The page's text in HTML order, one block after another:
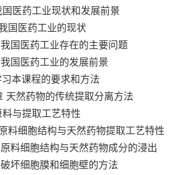
国医药工业现状和发展前景
国医药工业的现状
国医药工业存在的主要问题
国医药工业的发展前景
习本课程的要求和方法
天然药物的传统提取分离方法
料与提取工艺特性
料细胞结构与天然药物提取工艺特性
料细胞结构与天然药物成分的浸出
坏细胞膜和细胞壁的方法